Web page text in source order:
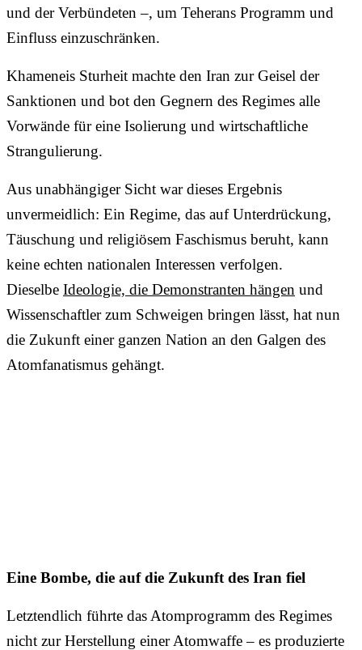
und der Verbündeten –, um Teherans Programm und
Einfluss einzuschränken.
Khameneis Sturheit machte den Iran zur Geisel der
Sanktionen und bot den Gegnern des Regimes alle
Vorwände für eine Isolierung und wirtschaftliche
Strangulierung.
Aus unabhängiger Sicht war dieses Ergebnis
unvermeidlich: Ein Regime, das auf Unterdrückung,
Täuschung und religiösem Faschismus beruht, kann
keine echten nationalen Interessen verfolgen.
Dieselbe Ideologie, die Demonstranten hängen und
Wissenschaftler zum Schweigen bringen lässt, hat nun
die Zukunft einer ganzen Nation an den Galgen des
Atomfanatismus gehängt.
Eine Bombe, die auf die Zukunft des Iran fiel
Letztendlich führte das Atomprogramm des Regimes
nicht zur Herstellung einer Atomwaffe – es produzierte